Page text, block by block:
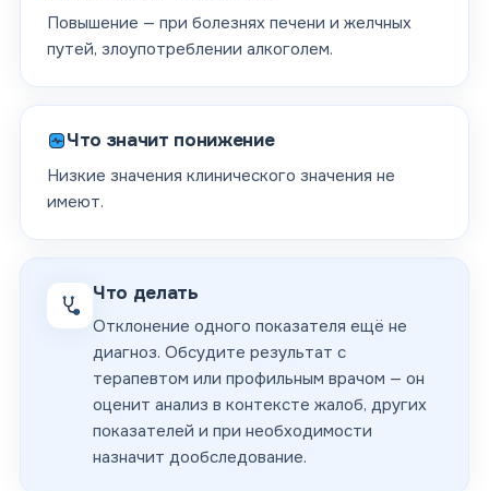
Повышение — при болезнях печени и желчных
путей, злоупотреблении алкоголем.
Что значит понижение
Низкие значения клинического значения не
имеют.
Что делать
Отклонение одного показателя ещё не
диагноз. Обсудите результат с
терапевтом или профильным врачом — он
оценит анализ в контексте жалоб, других
показателей и при необходимости
назначит дообследование.